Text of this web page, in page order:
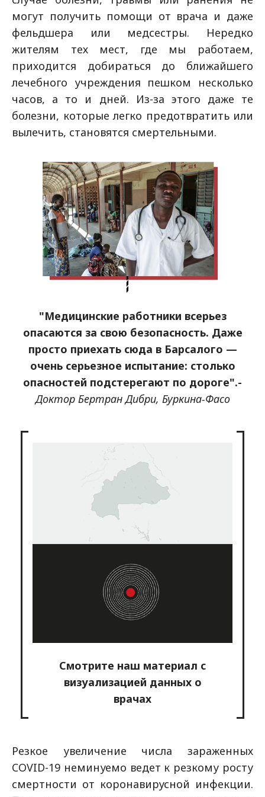
могут получить помощи от врача и даже
фельдшера или медсестры. Нередко
жителям тех мест, где мы работаем,
приходится добираться до ближайшего
лечебного учреждения пешком несколько
часов, а то и дней. Из-за этого даже те
болезни, которые легко предотвратить или
вылечить, становятся смертельными.
"Медицинские работники всерьез
опасаются за свою безопасность. Даже
просто приехать сюда в Барсалого —
очень серьезное испытание: столько
опасностей подстерегают по дороге".-
Доктор Бертран Дибри, Буркина-Фасо
Смотрите наш материал с
визуализацией данных о
врачах
Резкое увеличение числа зараженных
COVID-19 неминуемо ведет к резкому росту
смертности от коронавирусной инфекции.